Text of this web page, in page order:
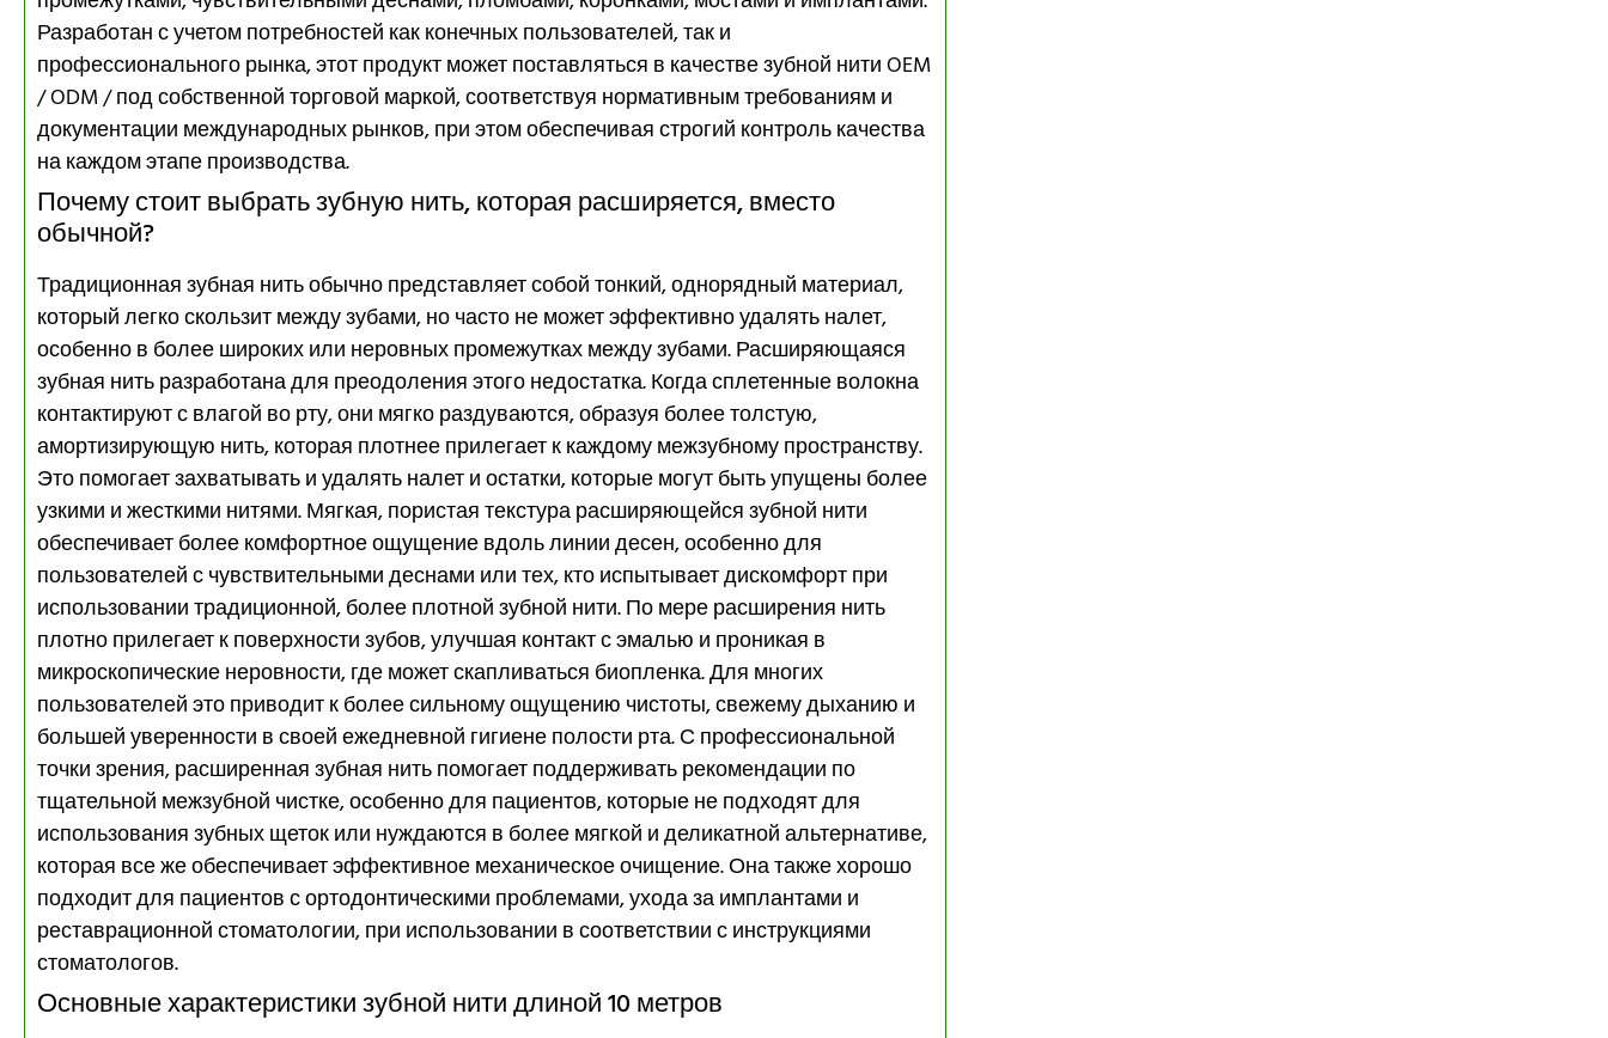
Разработан с учетом потребностей как конечных пользователей, так и
профессионального рынка, этот продукт может поставляться в качестве зубной нити OEM
/ ODM / под собственной торговой маркой, соответствуя нормативным требованиям и
документации международных рынков, при этом обеспечивая строгий контроль качества
на каждом этапе производства.
Почему стоит выбрать зубную нить, которая расширяется, вместо
обычной?
Традиционная зубная нить обычно представляет собой тонкий, однорядный материал,
который легко скользит между зубами, но часто не может эффективно удалять налет,
особенно в более широких или неровных промежутках между зубами. Расширяющаяся
зубная нить разработана для преодоления этого недостатка. Когда сплетенные волокна
контактируют с влагой во рту, они мягко раздуваются, образуя более толстую,
амортизирующую нить, которая плотнее прилегает к каждому межзубному пространству.
Это помогает захватывать и удалять налет и остатки, которые могут быть упущены более
узкими и жесткими нитями. Мягкая, пористая текстура расширяющейся зубной нити
обеспечивает более комфортное ощущение вдоль линии десен, особенно для
пользователей с чувствительными деснами или тех, кто испытывает дискомфорт при
использовании традиционной, более плотной зубной нити. По мере расширения нить
плотно прилегает к поверхности зубов, улучшая контакт с эмалью и проникая в
микроскопические неровности, где может скапливаться биопленка. Для многих
пользователей это приводит к более сильному ощущению чистоты, свежему дыханию и
большей уверенности в своей ежедневной гигиене полости рта. С профессиональной
точки зрения, расширенная зубная нить помогает поддерживать рекомендации по
тщательной межзубной чистке, особенно для пациентов, которые не подходят для
использования зубных щеток или нуждаются в более мягкой и деликатной альтернативе,
которая все же обеспечивает эффективное механическое очищение. Она также хорошо
подходит для пациентов с ортодонтическими проблемами, ухода за имплантами и
реставрационной стоматологии, при использовании в соответствии с инструкциями
стоматологов.
Основные характеристики зубной нити длиной 10 метров